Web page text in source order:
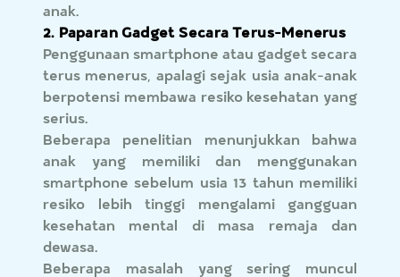
anak.
2. Paparan Gadget Secara Terus-Menerus
Penggunaan smartphone atau gadget secara
terus menerus, apalagi sejak usia anak-anak
berpotensi membawa resiko kesehatan yang
serius.
Beberapa penelitian menunjukkan bahwa
anak yang memiliki dan menggunakan
smartphone sebelum usia 13 tahun memiliki
resiko lebih tinggi mengalami gangguan
kesehatan mental di masa remaja dan
dewasa.
Beberapa masalah yang sering muncul